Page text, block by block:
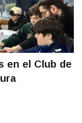
en el Club de